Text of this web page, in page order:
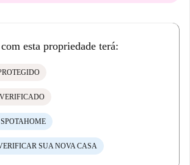
esta propriedade terá:
SUA NOVA CASA